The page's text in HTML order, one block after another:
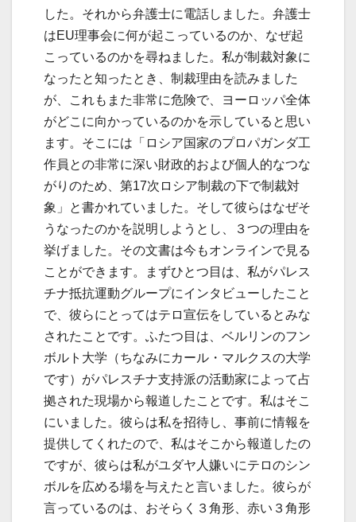
した。それから弁護士に電話しました。弁護士
はEU理事会に何が起こっているのか、なぜ起
こっているのかを尋ねました。私が制裁対象に
なったと知ったとき、制裁理由を読みました
が、これもまた非常に危険で、ヨーロッパ全体
がどこに向かっているのかを示していると思い
ます。そこには「ロシア国家のプロパガンダ工
作員との非常に深い財政的および個人的なつな
がりのため、第17次ロシア制裁の下で制裁対
象」と書かれていました。そして彼らはなぜそ
うなったのかを説明しようとし、３つの理由を
挙げました。その文書は今もオンラインで見る
ことができます。まずひとつ目は、私がパレス
チナ抵抗運動グループにインタビューしたこと
で、彼らにとってはテロ宣伝をしているとみな
されたことです。ふたつ目は、ベルリンのフン
ボルト大学（ちなみにカール・マルクスの大学
です）がパレスチナ支持派の活動家によって占
拠された現場から報道したことです。私はそこ
にいました。彼らは私を招待し、事前に情報を
提供してくれたので、私はそこから報道したの
ですが、彼らは私がユダヤ人嫌いにテロのシン
ボルを広める場を与えたと言いました。彼らが
言っているのは、おそらく３角形、赤い３角形